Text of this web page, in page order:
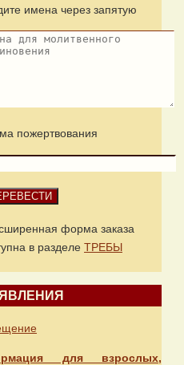
имена через запятую
пожертвования
форма заказа
в разделе ТРЕБЫ
для взрослых,